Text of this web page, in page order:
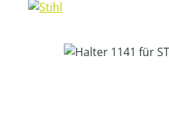
Bildergalerie überspringen